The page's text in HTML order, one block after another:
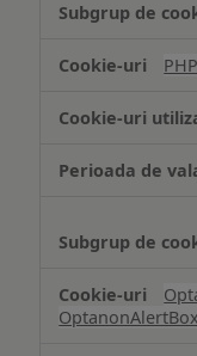
de
Cookie
necesare